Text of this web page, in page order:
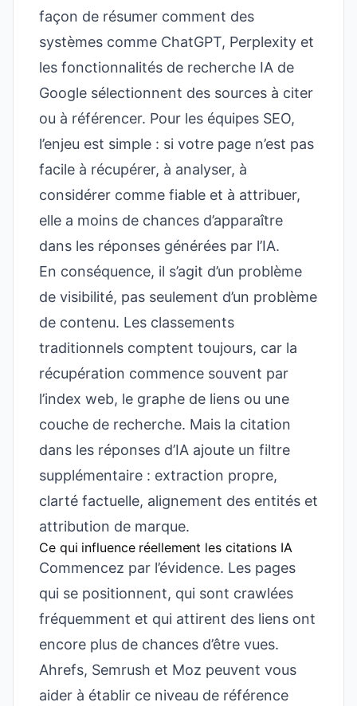
façon de résumer comment des
systèmes comme ChatGPT, Perplexity et
les fonctionnalités de recherche IA de
Google sélectionnent des sources à citer
ou à référencer. Pour les équipes SEO,
l’enjeu est simple : si votre page n’est pas
facile à récupérer, à analyser, à
considérer comme fiable et à attribuer,
elle a moins de chances d’apparaître
dans les réponses générées par l’IA.
En conséquence, il s’agit d’un problème
de visibilité, pas seulement d’un problème
de contenu. Les classements
traditionnels comptent toujours, car la
récupération commence souvent par
l’index web, le graphe de liens ou une
couche de recherche. Mais la citation
dans les réponses d’IA ajoute un filtre
supplémentaire : extraction propre,
clarté factuelle, alignement des entités et
attribution de marque.
Ce qui influence réellement les citations IA
Commencez par l’évidence. Les pages
qui se positionnent, qui sont crawlées
fréquemment et qui attirent des liens ont
encore plus de chances d’être vues.
Ahrefs, Semrush et Moz peuvent vous
aider à établir ce niveau de référence